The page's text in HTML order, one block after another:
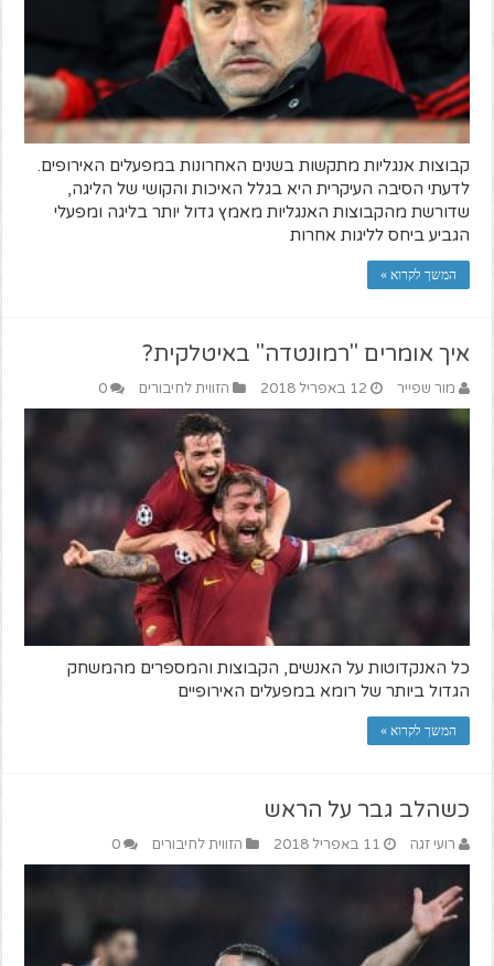
קבוצות אנגליות מתקשות בשנים האחרונות במפעלים האירופים.
לדעתי הסיבה העיקרית היא בגלל האיכות והקושי של הליגה,
שדורשת מהקבוצות האנגליות מאמץ גדול יותר בליגה ומפעלי
הגביע ביחס לליגות אחרות
המשך לקרוא »
איך אומרים "רמונטדה" באיטלקית?
מור שפייר 12 באפריל 2018 הזווית לחיבורים 0
כל האנקדוטות על האנשים, הקבוצות והמספרים מהמשחק
הגדול ביותר של רומא במפעלים האירופיים
המשך לקרוא »
כשהלב גבר על הראש
רועי זגה 11 באפריל 2018 הזווית לחיבורים 0